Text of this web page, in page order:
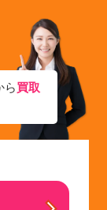
ら買取